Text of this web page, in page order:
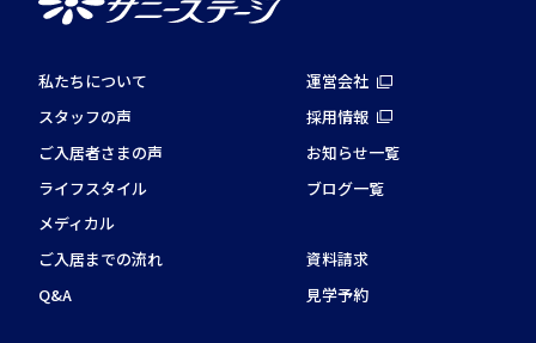
私たちについて
スタッフの声
ご入居者さまの声
ライフスタイル
メディカル
ご入居までの流れ
Q&A
運営会社
採用情報
お知らせ一覧
ブログ一覧
資料請求
見学予約